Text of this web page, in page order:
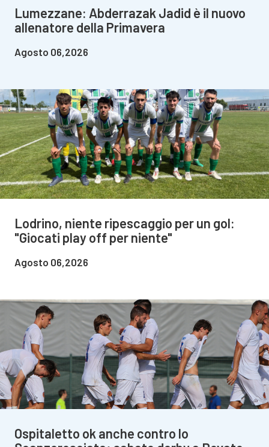
Lumezzane: Abderrazak Jadid è il nuovo
allenatore della Primavera
Agosto 06,2026
Lodrino, niente ripescaggio per un gol:
"Giocati play off per niente"
Agosto 06,2026
Ospitaletto ok anche contro lo